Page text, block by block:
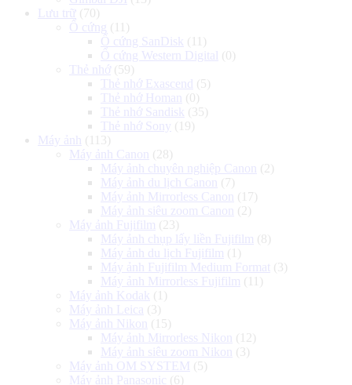
Lưu trữ (70)
Ổ cứng (11)
Ổ cứng SanDisk (11)
Ổ cứng Western Digital (0)
Thẻ nhớ (59)
Thẻ nhớ Exascend
(5)
Thẻ nhớ Homan
(0)
Thẻ nhớ Sandisk (35)
Thẻ nhớ Sony (19)
Máy ảnh
(113)
Máy ảnh Canon
(28)
Máy ảnh chuyên nghiệp Canon
(2)
Máy ảnh du lịch Canon
(7)
Máy ảnh Mirrorless Canon
(17)
Máy ảnh siêu zoom Canon
(2)
Máy ảnh Fujifilm (23)
Máy ảnh chụp lấy liền Fujifilm (8)
Máy ảnh du lịch Fujifilm (1)
Máy ảnh Fujifilm Medium Format (3)
Máy ảnh Mirrorless Fujifilm (11)
Máy ảnh Kodak (1)
Máy ảnh Leica (3)
Máy ảnh Nikon
(15)
Máy ảnh Mirrorless Nikon
(12)
Máy ảnh siêu zoom Nikon
(3)
Máy ảnh OM SYSTEM (5)
Máy ảnh Panasonic (6)